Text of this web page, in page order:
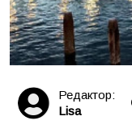
Редактор:
Lisa